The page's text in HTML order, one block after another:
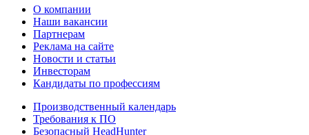
О компании
Наши вакансии
Партнерам
Реклама на сайте
Новости и статьи
Инвесторам
Кандидаты по профессиям
Производственный календарь
Требования к ПО
Безопасный HeadHunter